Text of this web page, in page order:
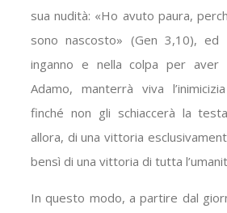
sua nudità: «Ho avuto paura,
sono nascosto» (Gen 3,10), ed
inganno e nella colpa per aver
Adamo, manterrà viva
finché non gli schiaccerà la
allora, di una vittoria
bensì di una vittoria di tutta
In questo modo, a partire dal